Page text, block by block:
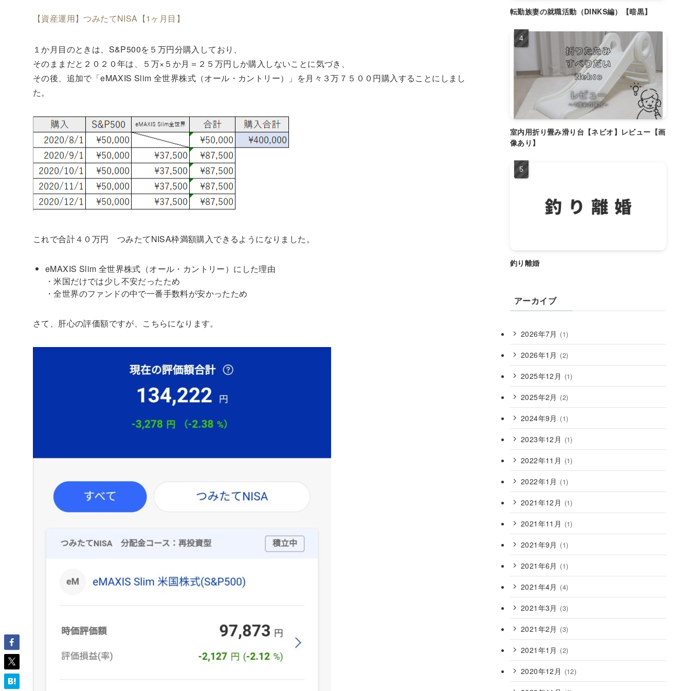
【資産運用】つみたてNISA【1ヶ月目】
１か月目のときは、S&P500を５万円分購入しており、
そのままだと２０２０年は、５万×５か月＝２５万円しか購入しないことに気づき、
その後、追加で「eMAXIS Slim 全世界株式（オール・カントリー）」を月々３万７５００円購入することにしまし
た。
これで合計４０万円 つみたてNISA枠満額購入できるようになりました。
eMAXIS Slim 全世界株式（オール・カントリー）にした理由
・米国だけでは少し不安だったため
・全世界のファンドの中で一番手数料が安かったため
さて、肝心の評価額ですが、こちらになります。
転勤族妻の就職活動（DINKS編）【暗黒】
室内用折り畳み滑り台【ネビオ】レビュー【画
像あり】
釣り離婚
アーカイブ
2026年7月 (1)
2026年1月 (2)
2025年12月 (1)
2025年2月 (2)
2024年9月 (1)
2023年12月 (1)
2022年11月 (1)
2022年1月 (1)
2021年12月 (1)
2021年11月 (1)
2021年9月 (1)
2021年6月 (1)
2021年4月 (4)
2021年3月 (3)
2021年2月 (3)
2021年1月 (2)
2020年12月 (12)